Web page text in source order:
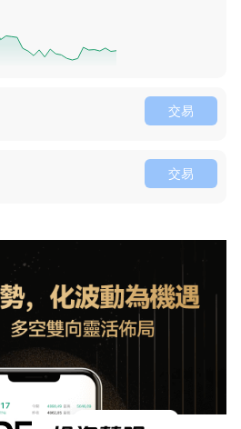
交易
交易